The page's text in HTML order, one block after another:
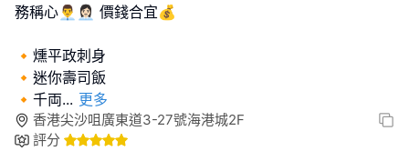
務稱心👨‍💼👩🏻‍💼 價錢合宜💰
🔸️燻平政刺身
🔸️迷你壽司飯
🔸️千両... 更多
香港尖沙咀廣東道3-27號海港城2F
評分